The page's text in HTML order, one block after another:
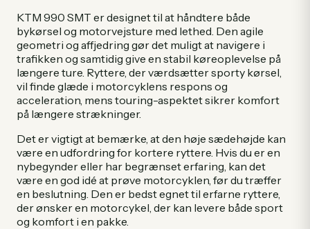
KTM 990 SMT er designet til at håndtere både
bykørsel og motorvejsture med lethed. Den agile
geometri og affjedring gør det muligt at navigere i
trafikken og samtidig give en stabil køreoplevelse på
længere ture. Ryttere, der værdsætter sporty kørsel,
vil finde glæde i motorcyklens respons og
acceleration, mens touring-aspektet sikrer komfort
på længere strækninger.
Det er vigtigt at bemærke, at den høje sædehøjde kan
være en udfordring for kortere ryttere. Hvis du er en
nybegynder eller har begrænset erfaring, kan det
være en god idé at prøve motorcyklen, før du træffer
en beslutning. Den er bedst egnet til erfarne ryttere,
der ønsker en motorcykel, der kan levere både sport
og komfort i en pakke.